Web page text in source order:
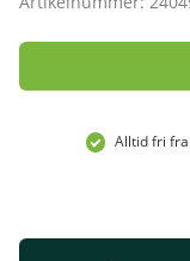
Alltid fri